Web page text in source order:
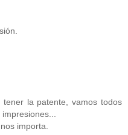
la patente, vamos todos
importa.